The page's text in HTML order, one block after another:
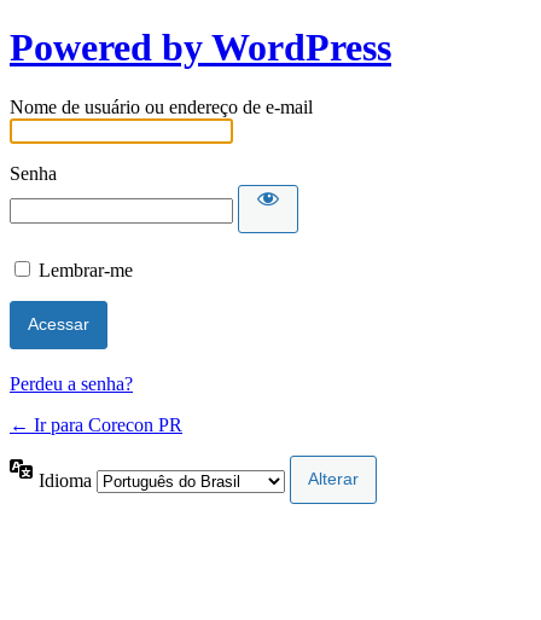
Powered by WordPress
Nome de usuário ou endereço de e-mail
Senha
Lembrar-me
Perdeu a senha?
← Ir para Corecon PR
Idioma